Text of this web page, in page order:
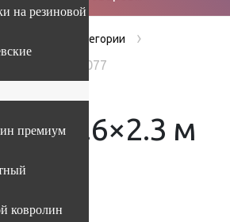
Без категории ›
м 7148 1 51077
1.6×2.3 м
на резиновой
премиум
ковролин